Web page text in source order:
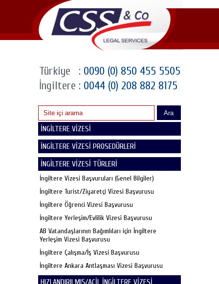
Türkiye : 0090 (0) 850 455 5505
İngiltere : 0044 (0) 208 882 8175
Ara
İNGİLTERE VİZESİ
İNGİLTERE VİZESİ PROSEDÜRLERİ
İNGİLTERE VİZESİ TÜRLERİ
İngiltere Vizesi Başvuruları (Genel Bilgiler)
İngiltere Turist/Ziyaretçi Vizesi Başvurusu
İngiltere Öğrenci Vizesi Başvurusu
İngiltere Yerleşim/Evlilik Vizesi Başvurusu
AB Vatandaşlarının Bağımlıları için İngiltere
Yerleşim Vizesi Başvurusu
İngiltere Çalışma/İş Vizesi Başvurusu
İngiltere Ankara Antlaşması Vizesi Başvurusu
HIZLANDIRILMIŞ/ACİL İNGİLTERE VİZESİ